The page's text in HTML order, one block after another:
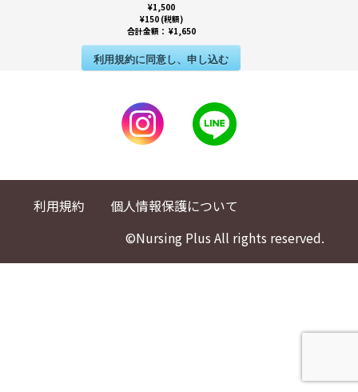
¥1,500
¥150 (税額)
合計金額： ¥1,650
利用規約に同意し、申し込む
利用規約
個人情報保護について
©Nursing Plus All rights reserved.